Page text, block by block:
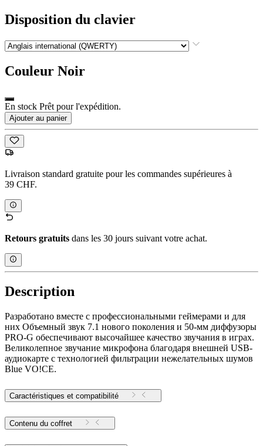
Disposition du clavier
Couleur Noir
En stock Prêt pour l'expédition.
Ajouter au panier
Livraison standard gratuite pour les commandes supérieures à
39 CHF.
Retours gratuits dans les 30 jours suivant votre achat.
Description
Разработано вместе с профессиональными геймерами и для
них Объемный звук 7.1 нового поколения и 50-мм диффузоры
PRO-G обеспечивают высочайшее качество звучания в играх.
Великолепное звучание микрофона благодаря внешней USB-
аудиокарте с технологией фильтрации нежелательных шумов
Blue VO!CE.
Caractéristiques et compatibilité
Contenu du coffret